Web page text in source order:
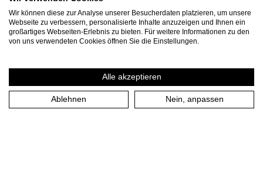
Newsletter
Presse
Datenschutzerklärung Cookie-Einstellungen
Wir können diese zur Analyse unserer Besucherdaten platzieren, um unsere
Webseite zu verbessern, personalisierte Inhalte anzuzeigen und Ihnen ein
großartiges Webseiten-Erlebnis zu bieten. Für weitere Informationen zu den
von uns verwendeten Cookies öffnen Sie die Einstellungen.
Alle akzeptieren
Ablehnen Nein, anpassen